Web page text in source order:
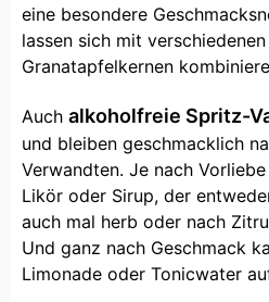
eine besondere
lassen sich mit
Granatapfelkernen
Auch alkoholfreie Spritz-
und bleiben geschmacklich
Verwandten. Je nach
Likör oder Sirup, der
auch mal herb oder nach
Und ganz nach Geschmack
Limonade oder Tonicwater